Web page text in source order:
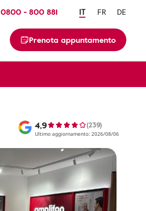
0800 - 800 881 IT FR DE
Prenota appuntamento
4,9 (239)
Ultimo aggiornamento: 2026/08/06